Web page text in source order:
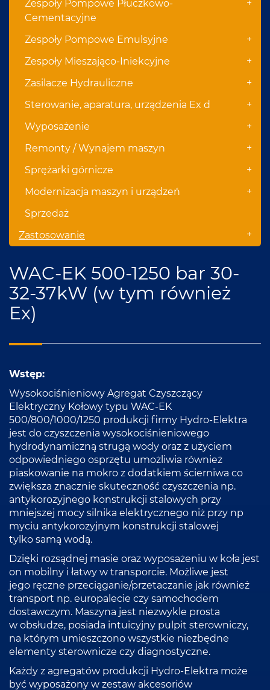
Zespoły Pompowe Płuczkowo-
Cementacyjne
+
Zespoły Pompowe Emulsyjne +
Zespoły Mieszająco-Iniekcyjne +
Zasilacze Hydrauliczne +
Sterowanie, aparatura, urządzenia Ex d +
Wyposażenie +
Remonty / Wynajem maszyn +
Sprężarki górnicze +
Modernizacja maszyn i urządzeń +
Sprzedaż
Zastosowanie +
WAC-EK 500-1250 bar 30-
32-37kW (w tym również
Ex)
Wstęp:
Wysokociśnieniowy Agregat Czyszczący
Elektryczny Kołowy typu WAC-EK
500/800/1000/1250 produkcji firmy Hydro-Elektra
jest do czyszczenia wysokociśnieniowego
hydrodynamiczną strugą wody oraz z użyciem
odpowiedniego osprzętu umożliwia również
piaskowanie na mokro z dodatkiem ścierniwa co
zwiększa znacznie skuteczność czyszczenia np.
antykorozyjnego konstrukcji stalowych przy
mniejszej mocy silnika elektrycznego niż przy np
myciu antykorozyjnym konstrukcji stalowej
tylko samą wodą.
Dzięki rozsądnej masie oraz wyposażeniu w koła jest
on mobilny i łatwy w transporcie. Możliwe jest
jego ręczne przeciąganie/przetaczanie jak również
transport np. europalecie czy samochodem
dostawczym. Maszyna jest niezwykle prosta
w obsłudze, posiada intuicyjny pulpit sterowniczy,
na którym umieszczono wszystkie niezbędne
elementy sterownicze czy diagnostyczne.
Każdy z agregatów produkcji Hydro-Elektra może
być wyposażony w zestaw akcesoriów